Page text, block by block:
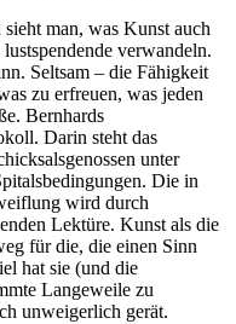
man, was Kunst auch
verwandeln.
Seltsam – die Fähigkeit
zu erfreuen, was jeden
Bernhards
Darin steht das
unter
Die in
wird durch
Lektüre. Kunst als die
für die, die einen Sinn
hat sie (und die
Langeweile zu
unweigerlich gerät.